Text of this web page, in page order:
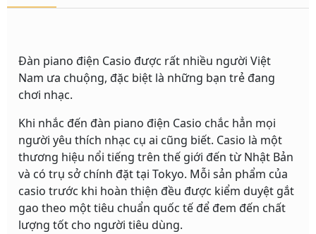
Đàn piano điện Casio được rất nhiều người Việt
Nam ưa chuộng, đặc biệt là những bạn trẻ đang
chơi nhạc.
Khi nhắc đến đàn piano điện Casio chắc hẳn mọi
người yêu thích nhạc cụ ai cũng biết. Casio là một
thương hiệu nổi tiếng trên thế giới đến từ Nhật Bản
và có trụ sở chính đặt tại Tokyo. Mỗi sản phẩm của
casio trước khi hoàn thiện đều được kiểm duyệt gắt
gao theo một tiêu chuẩn quốc tế để đem đến chất
lượng tốt cho người tiêu dùng.